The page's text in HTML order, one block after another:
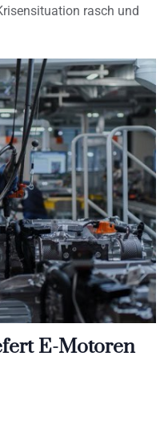
rasch und
E-Motoren